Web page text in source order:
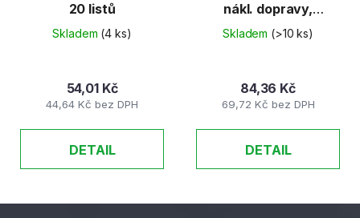
20 listů
Skladem (4 ks)
44,64 Kč bez DPH
54,01 Kč
DETAIL
nákl. dopravy,
číslovaný, puťovka
recy 50listů
Skladem (>10 ks)
69,72 Kč bez DPH
84,36 Kč
DETAIL